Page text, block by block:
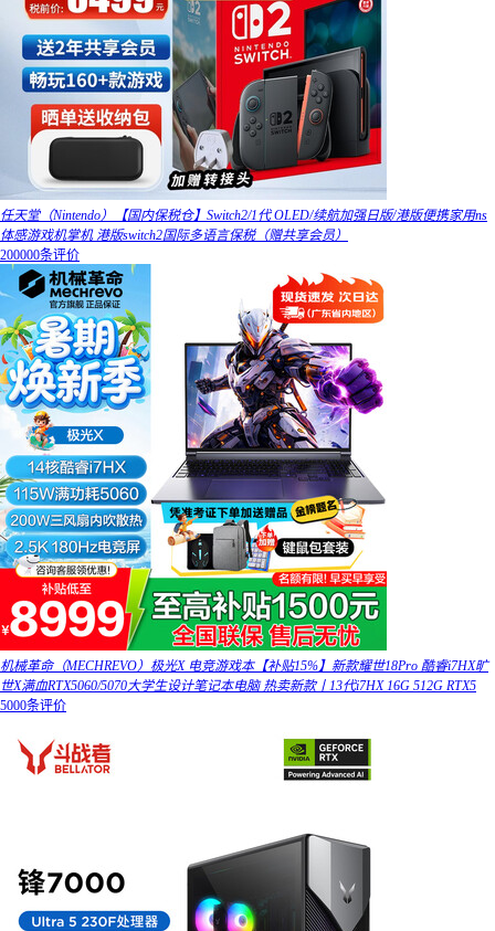
任天堂（Nintendo）【国内保税仓】Switch2/1代 OLED/续航加强日版/港版便携家用ns
体感游戏机掌机 港版switch2国际多语言保税（赠共享会员）
200000条评价
机械革命（MECHREVO）极光X 电竞游戏本【补贴15%】新款耀世18Pro 酷睿i7HX旷
世X满血RTX5060/5070大学生设计笔记本电脑 热卖新款丨13代i7HX 16G 512G RTX5
5000条评价